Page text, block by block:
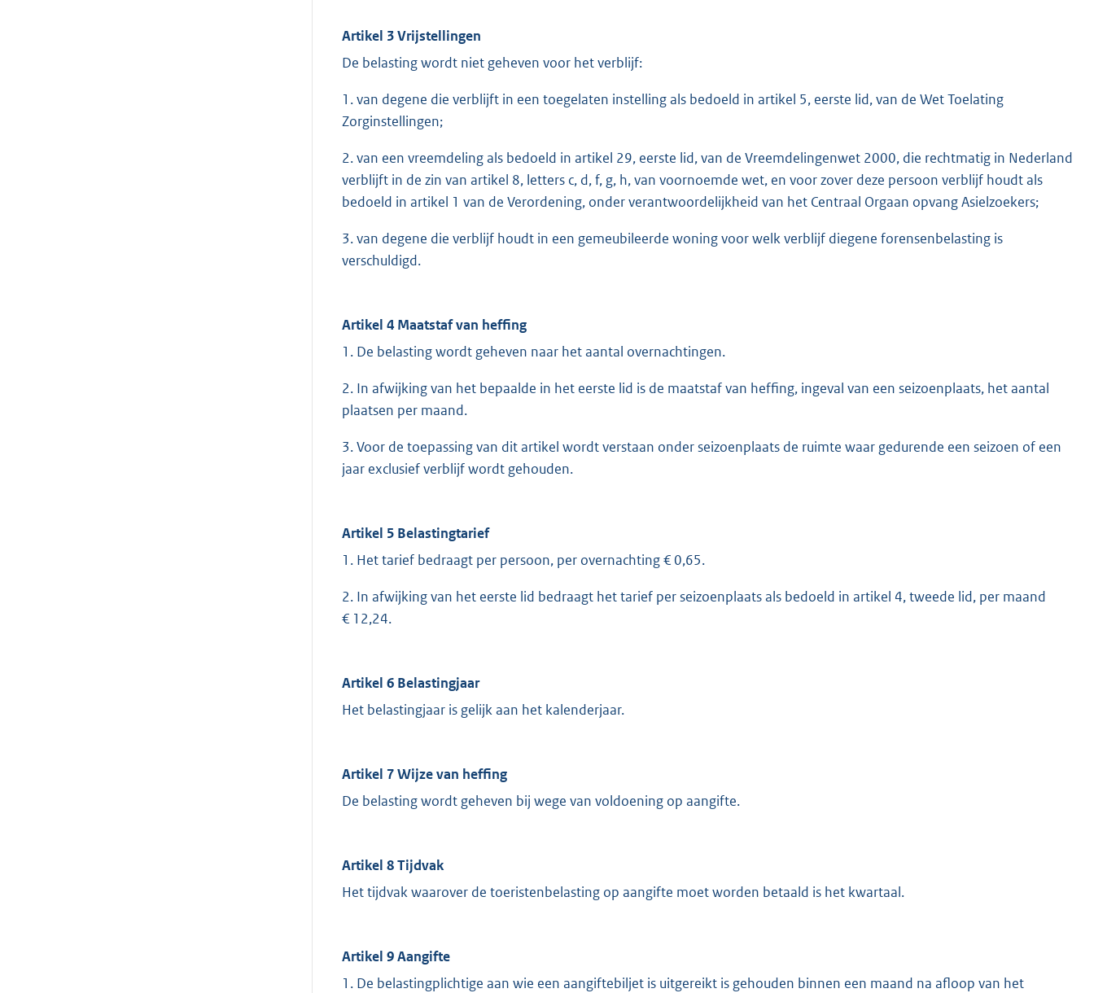
Artikel 3 Vrijstellingen
De belasting wordt niet geheven voor het verblijf:
1. van degene die verblijft in een toegelaten instelling als bedoeld in artikel 5, eerste lid, van de Wet Toelating
Zorginstellingen;
2. van een vreemdeling als bedoeld in artikel 29, eerste lid, van de Vreemdelingenwet 2000, die rechtmatig in Nederland
verblijft in de zin van artikel 8, letters c, d, f, g, h, van voornoemde wet, en voor zover deze persoon verblijf houdt als
bedoeld in artikel 1 van de Verordening, onder verantwoordelijkheid van het Centraal Orgaan opvang Asielzoekers;
3. van degene die verblijf houdt in een gemeubileerde woning voor welk verblijf diegene forensenbelasting is
verschuldigd.
Artikel 4 Maatstaf van heffing
1. De belasting wordt geheven naar het aantal overnachtingen.
2. In afwijking van het bepaalde in het eerste lid is de maatstaf van heffing, ingeval van een seizoenplaats, het aantal
plaatsen per maand.
3. Voor de toepassing van dit artikel wordt verstaan onder seizoenplaats de ruimte waar gedurende een seizoen of een
jaar exclusief verblijf wordt gehouden.
Artikel 5 Belastingtarief
1. Het tarief bedraagt per persoon, per overnachting € 0,65.
2. In afwijking van het eerste lid bedraagt het tarief per seizoenplaats als bedoeld in artikel 4, tweede lid, per maand
€ 12,24.
Artikel 6 Belastingjaar
Het belastingjaar is gelijk aan het kalenderjaar.
Artikel 7 Wijze van heffing
De belasting wordt geheven bij wege van voldoening op aangifte.
Artikel 8 Tijdvak
Het tijdvak waarover de toeristenbelasting op aangifte moet worden betaald is het kwartaal.
Artikel 9 Aangifte
1. De belastingplichtige aan wie een aangiftebiljet is uitgereikt is gehouden binnen een maand na afloop van het